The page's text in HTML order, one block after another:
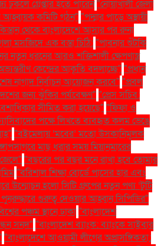
ঢুকলে গ্রেপ্তার হতে পারেন"নোয়াখালী জেলা
কমিটি গঠন" "পদ্মার পাড়ে অস্থায়ী
থেকে বাংলাদেশে আসার পর রুনা
মসজিদে এক বস্তা চিঠি:"পাবনার শুঁটকি
নতুন ধরনের আরও শক্তিশালী ক্ষেপণাস্ত্র
কেন্দ্রের আকৃতি বদলাচ্ছে" "প্রধান
নাগাদ নির্বাচন আয়োজন করবে" "প্রবল
জন্য ঝুঁকির পর্যবেক্ষণ" "প্রেস সচিব:
সীমিত করা হয়েছে" "ফিফা ও
পক্ষে লিখতে ব্যবহৃত কলম ভেঙে
"বইমেলায় ‘মবের’ মতো উসকানিমূলক
মাছ ধরার সময় মিয়ানমারের
"বছরের পর বছর মনে রাখা হবে তোমার
"বরিশাল শিক্ষা বোর্ডে পাসের হার এবং
উন্মোচন হলো সিটি গ্রুপের নতুন পণ্য ‘টুটি
গুরুত্ব দেওয়ার আহ্বান সিপিডির"
পঞ্চম স্থানে ঢাকা"বাংলাদেশ
সনদ" "বাংলাদেশ ব্যাংক: ব্যাংকে সাইবার
"বাংলাদেশে আওয়ামী লীগের অপ্রাসঙ্গিকতা: